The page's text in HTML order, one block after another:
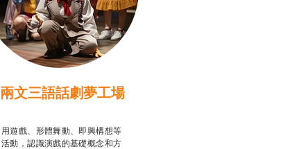
兩文三語話劇夢工場
用遊戲、形體舞動、即興構想等
活動，認識演戲的基礎概念和方